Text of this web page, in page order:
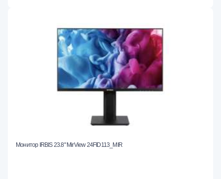
Монитор IRBIS 23.8" MirView 24FID113_MIR